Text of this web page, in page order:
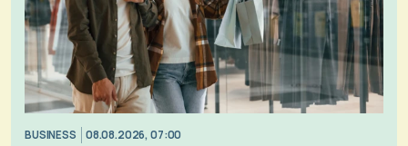
BUSINESS 08.08.2026, 07:00